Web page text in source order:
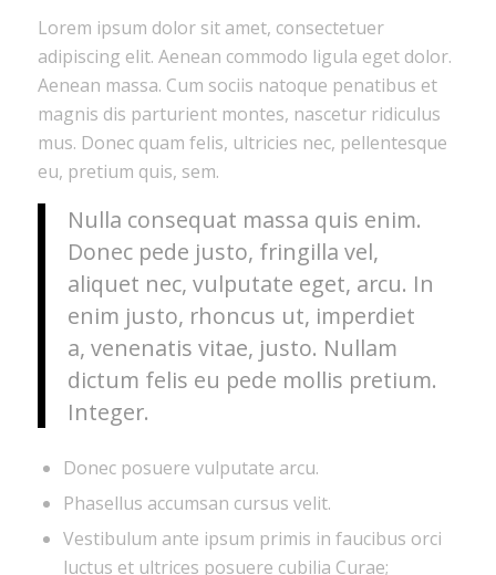
Lorem ipsum dolor sit amet, consectetuer
adipiscing elit. Aenean commodo ligula eget dolor.
Aenean massa. Cum sociis natoque penatibus et
magnis dis parturient montes, nascetur ridiculus
mus. Donec quam felis, ultricies nec, pellentesque
eu, pretium quis, sem.
Nulla consequat massa quis enim.
Donec pede justo, fringilla vel,
aliquet nec, vulputate eget, arcu. In
enim justo, rhoncus ut, imperdiet
a, venenatis vitae, justo. Nullam
dictum felis eu pede mollis pretium.
Integer.
Donec posuere vulputate arcu.
Phasellus accumsan cursus velit.
Vestibulum ante ipsum primis in faucibus orci
luctus et ultrices posuere cubilia Curae;